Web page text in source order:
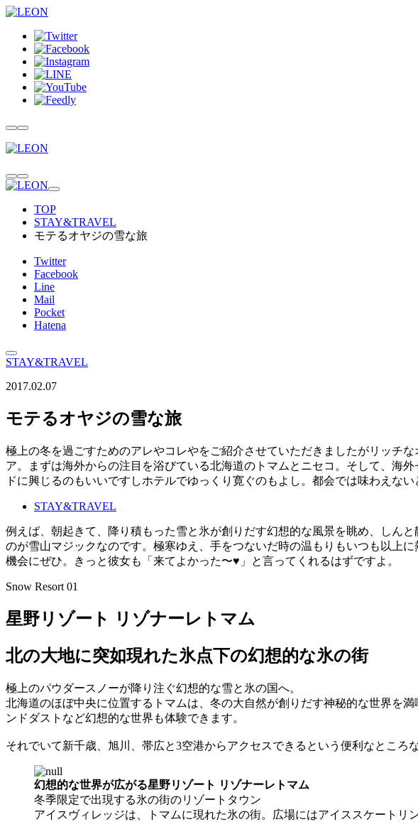
TOP
STAY&TRAVEL
モテるオヤジの雪な旅
Twitter
Facebook
Line
Mail
Pocket
Hatena
STAY&TRAVEL
2017.02.07
モテるオヤジの雪な旅
極上の冬を過ごすためのアレやコレやをご紹介させていただきましたがリッチ
ア。まずは海外からの注目を浴びている北海道のトマムとニセコ。そして、海
ドに興じるのもいいですしホテルでゆっくり寛ぐのもよし。都会では味わえな
STAY&TRAVEL
例えば、朝起きて、降り積もった雪と氷が創りだす幻想的な風景を眺め、しん
のが雪山マジックなのです。極寒ゆえ、手をつないだ時の温もりもいつも以上
機会にぜひ。きっと彼女も「来てよかった〜♥」と言ってくれるはずですよ。
Snow Resort 01
星野リゾート リゾナーレトマム
北の大地に突如現れた氷点下の幻想的な氷の街
極上のパウダースノーが降り注ぐ幻想的な雪と氷の国へ。
北海道のほぼ中央に位置するトマムは、冬の大自然が創りだす神秘的な世界を
ンドダストなど幻想的な世界も体験できます。
それでいて新千歳、旭川、帯広と3空港からアクセスできるという便利なところな
幻想的な世界が広がる星野リゾート リゾナーレトマム
冬季限定で出現する氷の街のリゾートタウン
アイスヴィレッジは、トマムに現れた氷の街。広場にはアイススケート